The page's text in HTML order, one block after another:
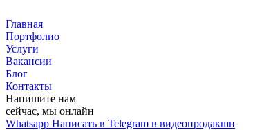
к
контенту
Главная
Портфолио
Услуги
Вакансии
Блог
Контакты
Напишите нам
сейчас, мы онлайн
Whatsapp Написать в Telegram в видеопродакшн